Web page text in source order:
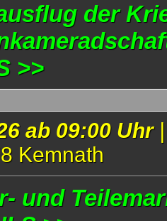
der
>>
ab 09:00 Uhr
Kemnath
und